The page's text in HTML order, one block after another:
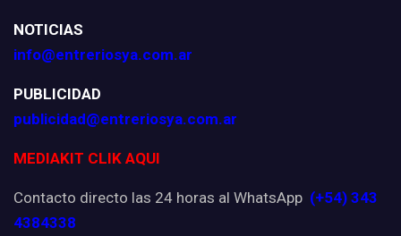
NOTICIAS
info@entreriosya.com.ar
PUBLICIDAD
publicidad@entreriosya.com.ar
MEDIAKIT CLIK AQUI
Contacto directo las 24 horas al WhatsApp (+54) 343
4384338